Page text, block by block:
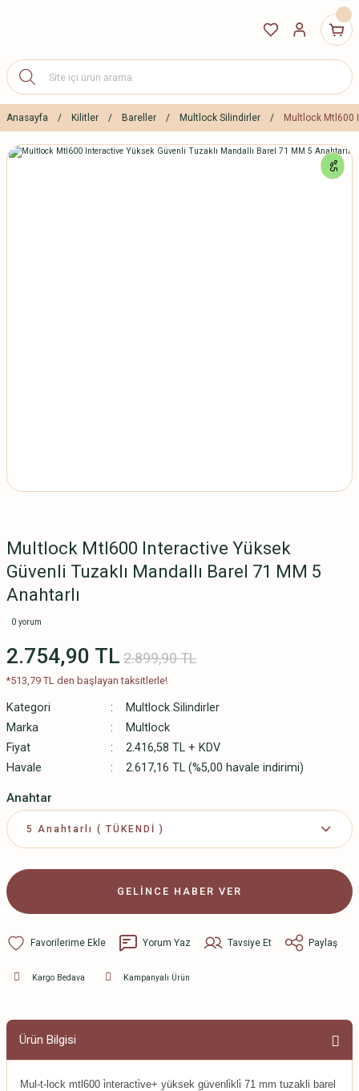
Anasayfa Kilitler Bareller Multlock Silindirler Multlock Mtl600
%5
Multlock Mtl600 Interactive Yüksek
Güvenli Tuzaklı Mandallı Barel 71 MM 5
Anahtarlı
0 yorum
2.754,90 TL 2.899,90 TL
*513,79 TL den başlayan taksitlerle!
Kategori
Multlock Silindirler
Marka
Multlock
Fiyat
2.416,58 TL + KDV
Havale
2.617,16 TL (%5,00 havale indirimi)
Anahtar
GELİNCE HABER VER
Yorum Yaz Tavsiye Et Paylaş
Kargo Bedava Kampanyalı Ürün
Ürün Bilgisi
Mul-t-lock mtl600 i̇nteracti̇ve+ yüksek güvenli̇kli̇ 71 mm tuzakli barel